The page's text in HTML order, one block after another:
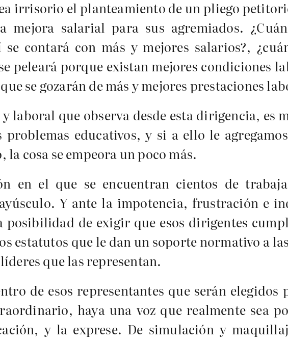
irrisorio el planteamiento de un pliego
salarial para sus agremiados.
contará con más y mejores salarios?,
peleará porque existan mejores condiciones
se gozarán de más y mejores prestaciones
laboral que observa desde esta dirigencia, es
educativos, y si a ello le
cosa se empeora un poco más.
en el que se encuentran cientos de
Y ante la impotencia, frustración e
posibilidad de exigir que esos dirigentes
estatutos que le dan un soporte normativo a
que las representan.
de esos representantes que serán
haya una voz que realmente sea
y la exprese. De simulación y